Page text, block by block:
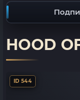
HOOD
ID 544